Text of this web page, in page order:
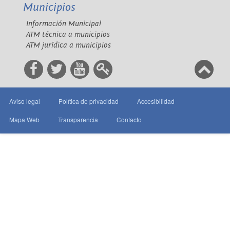
Municipios
Información Municipal
ATM técnica a municipios
ATM jurídica a municipios
Aviso legal Política de privacidad Accesibilidad
Mapa Web Transparencia Contacto